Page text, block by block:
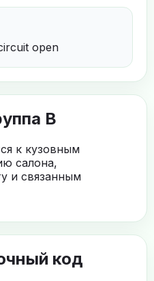
open
B
к кузовным
салона,
и связанным
код